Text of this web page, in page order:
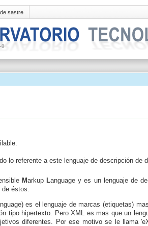
sastre
lo referente a este lenguaje de descripción de
Markup Language y es un lenguaje de
de éstos.
) es el
lenguaje de marcas (etiquetas)
tipo hipertexto. Pero XML es mas que un
diferentes. Por ese motivo se le llama